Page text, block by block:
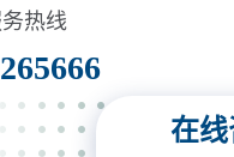
、玄武岩等
热线
在